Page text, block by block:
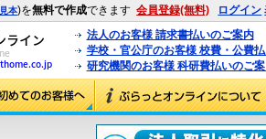
見本)を無料で作成できます 会員登録(無料) ログイン
法人のお客様 請求書払いのご案内
学校・官公庁のお客様 校費・公費
研究機関のお客様 科研費払いのご